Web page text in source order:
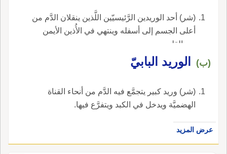
(شر) أحد الوريدين الرَّئيسيّين اللَّذين ينقلان الدَّم من
أعلى الجسم إلى أسفله وينتهي في الأُذين الأيمن
من القلب.
(ب) الوريد البابيّ
(شر) وريد كبير يتجمَّع فيه الدَّم من أنحاء القناة
الهضميَّة ويدخل في الكبد ويتفرَّع فيها.
عرض المزيد